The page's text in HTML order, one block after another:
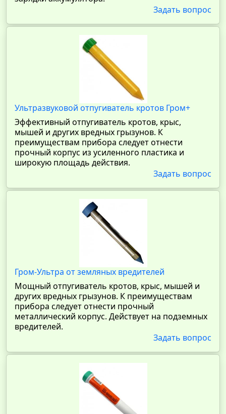
Задать вопрос
Ультразвуковой отпугиватель кротов Гром+
Эффективный отпугиватель кротов, крыс,
мышей и других вредных грызунов. К
преимуществам прибора следует отнести
прочный корпус из усиленного пластика и
широкую площадь действия.
Задать вопрос
Гром-Ультра от земляных вредителей
Мощный отпугиватель кротов, крыс, мышей и
других вредных грызунов. К преимуществам
прибора следует отнести прочный
металлический корпус. Действует на подземных
вредителей.
Задать вопрос